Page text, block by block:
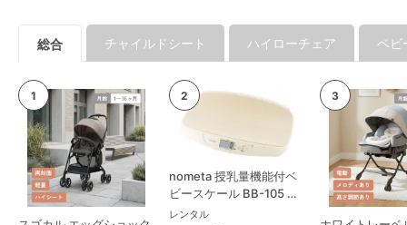
総合 チャイルドシート ハイローチェア ベビ
nometa 授乳量機能付ベ
ビースケール BB-105 タ
ニタ(TANITA) ベビースケ
レンタル